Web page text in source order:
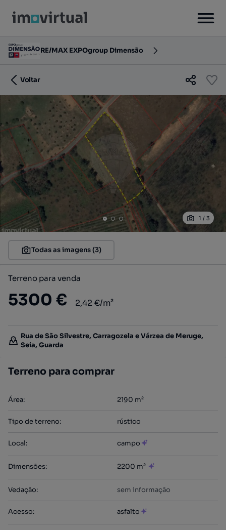
RE/MAX EXPOgroup Dimensão
Voltar
1 / 3
Todas as imagens (3)
Terreno para venda
5300 € 2,42 €/m²
Rua de São Silvestre, Carragozela e Várzea de Meruge,
Seia, Guarda
Terreno para comprar
Área: 2190 m²
Tipo de terreno: rústico
Local: campo
Dimensões: 2200 m²
Vedação: sem informação
Acesso: asfalto